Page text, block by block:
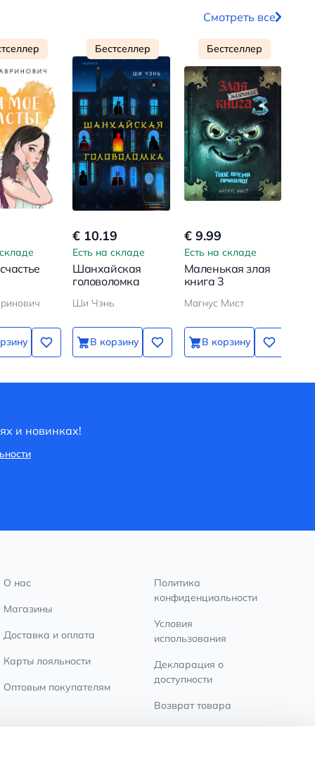
Смотреть все
Бестселлер
€ 10.19
Есть на складе
Шанхайская
головоломка
Ши Чэнь
В корзину
Бестселлер
€ 9.99
Есть на складе
Маленькая злая
книга 3
Магнус Мист
В корзину
и новинках!
О нас
Магазины
Доставка и оплата
Карты лояльности
Оптовым покупателям
Политика
конфиденциальности
Условия
использования
Декларация о
доступности
Возврат товара